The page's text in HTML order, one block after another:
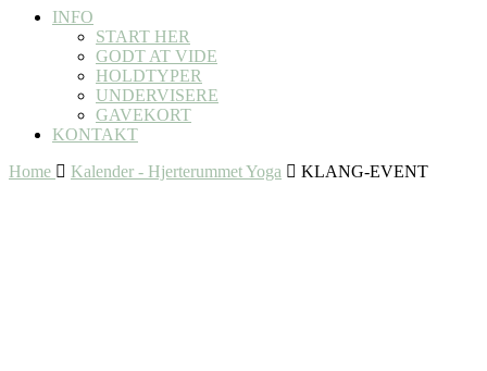
INFO
START HER
GODT AT VIDE
HOLDTYPER
UNDERVISERE
GAVEKORT
KONTAKT
Home
Kalender - Hjerterummet Yoga KLANG-EVENT